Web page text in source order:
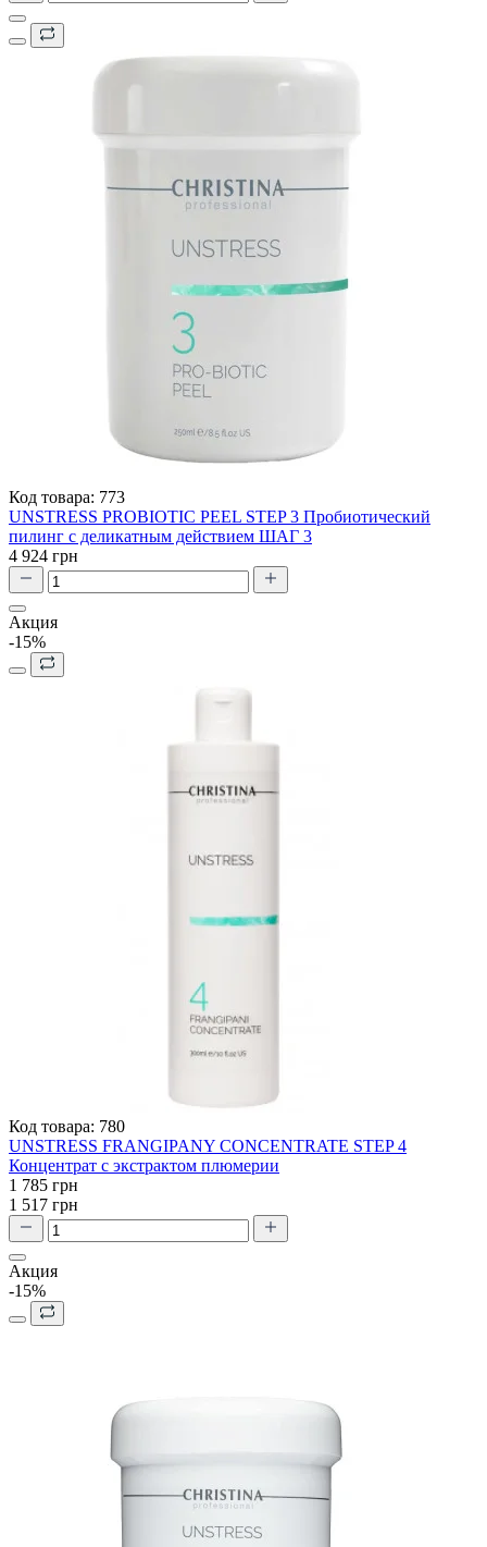
Код товара: 773
UNSTRESS PROBIOTIC PEEL STEP 3 Пробиотический
пилинг с деликатным действием ШАГ 3
4 924 грн
Акция
-15%
Код товара: 780
UNSTRESS FRANGIPANY CONCENTRATE STEP 4
Концентрат с экстрактом плюмерии
1 785 грн
1 517 грн
Акция
-15%